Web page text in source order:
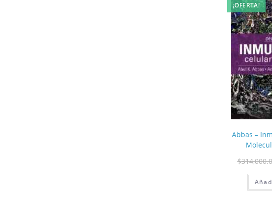
¡OFERTA!
Abbas –
$